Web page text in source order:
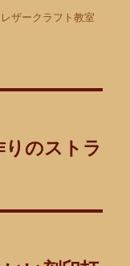
カ
レザークラフト教室
のストラ